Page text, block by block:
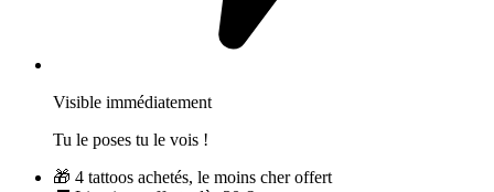
Visible immédiatement
Tu le poses tu le vois !
🎁 4 tattoos achetés, le moins cher offert